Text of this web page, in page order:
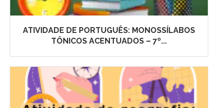
ATIVIDADE DE PORTUGUÊS: MONOSSÍLABOS
TÔNICOS ACENTUADOS – 7º...